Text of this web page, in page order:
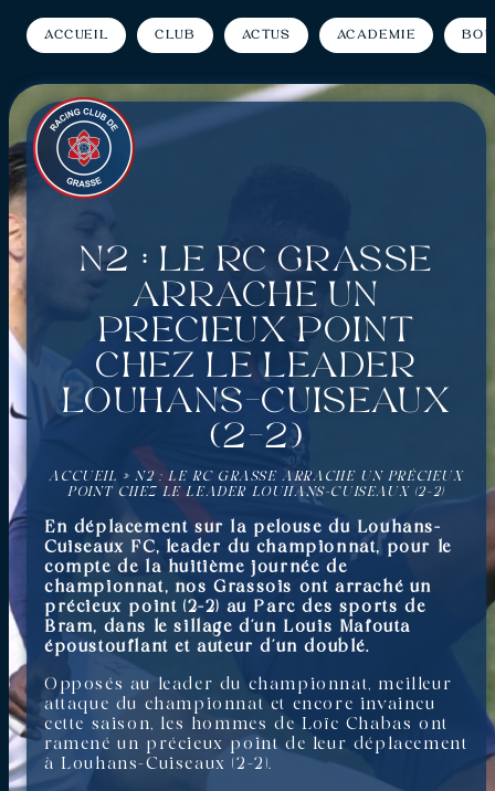
Accueil Club Actus Académie
N2 : Le RC Grasse
arrache un
précieux point
chez le leader
Louhans-Cuiseaux
(2-2)
ACCUEIL »N2 : LE RC GRASSE ARRACHE UN PRÉCIEUX
POINT CHEZ LE LEADER LOUHANS-CUISEAUX (2-2)
En déplacement sur la pelouse du Louhans-
Cuiseaux FC, leader du championnat, pour le
compte de la huitième journée de
championnat, nos Grassois ont arraché un
précieux point (2-2) au Parc des sports de
Bram, dans le sillage d’un Louis Mafouta
époustouflant et auteur d’un doublé.
Opposés au leader du championnat, meilleur
attaque du championnat et encore invaincu
cette saison, les hommes de Loïc Chabas ont
ramené un précieux point de leur déplacement
à Louhans-Cuiseaux (2-2).